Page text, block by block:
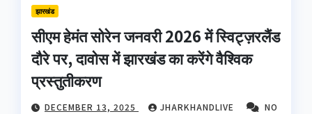
झारखंड
सीएम हेमंत सोरेन जनवरी 2026 में स्विट्ज़रलैंड
दौरे पर, दावोस में झारखंड का करेंगे वैश्विक
प्रस्तुतीकरण
DECEMBER 13, 2025 JHARKHANDLIVE
NO